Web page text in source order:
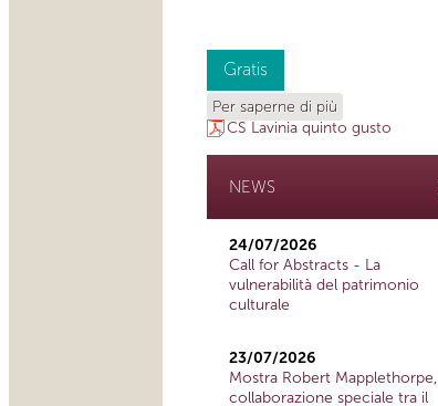
Gratis
Per saperne di più
CS Lavinia quinto gusto
NEWS
24/07/2026
Call for Abstracts - La
vulnerabilità del patrimonio
culturale
23/07/2026
Mostra Robert Mapplethorpe,
collaborazione speciale tra il